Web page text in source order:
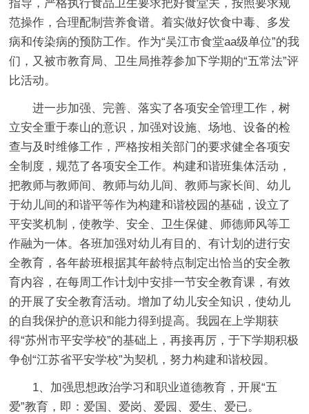
指导，严格执行食品卫生要求把好食堂关，按照要求规
范操作，合理配制营养食谱。着实做好饮食中毒、多发
病和传染病的预防工作。作为“吴江市食堂aa级单位”的我
们，又被市教育局、卫生局推荐参加下学期的“五常法”评
比活动。
进一步加强、完善、落实了各项安全管理工作，树
立安全重于泰山的意识，加强对设施、场地、设备的检
查与及时维修工作，严格按相关部门的要求健全各项安
全制度，规范了各项安全工作。构建和谐班集体活动，
把教师与教师间、教师与幼儿间、教师与家长间、幼儿
于幼儿间的和谐平等作为构建和谐校园的基础，设立了
平安奖机制，使教学、安全、卫生保健、师德师风等工
作融为一体。各班加强对幼儿有目的、有计划的进行安
全教育，各年龄班根据其年龄特点制定出恰当的安全教
育内容，在每周工作计划中安排一节安全教育课，有效
的开展了安全教育活动。增加了幼儿安全知识，使幼儿
的自我保护的意识和能力得到提高。我园在上学期获
得“苏州市平安学校”的基础上，再接再厉，于下学期积极
争创“江苏省平安学校”为契机，努力构建和谐校园。
1、加强思想政治学习和职业道德教育，开展“五
爱”教育，即：爱国、爱岗、爱园、爱生、爱已。